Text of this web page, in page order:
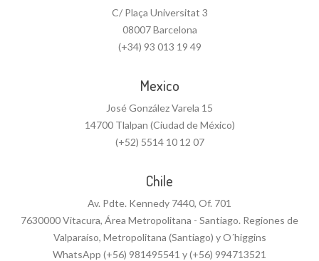
C/ Plaça Universitat 3
08007 Barcelona
(+34) 93 013 19 49
Mexico
José González Varela 15
14700 Tlalpan (Ciudad de México)
(+52) 5514 10 12 07
Chile
Av. Pdte. Kennedy 7440, Of. 701
7630000 Vitacura, Área Metropolitana - Santiago. Regiones de
Valparaíso, Metropolitana (Santiago) y O´higgins
WhatsApp (+56) 981495541 y (+56) 994713521